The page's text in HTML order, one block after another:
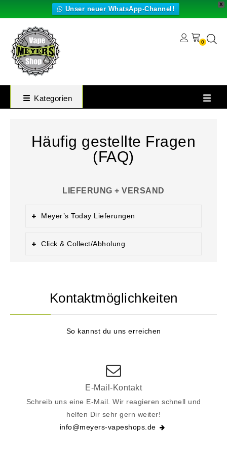
X
Unser neuer WhatsApp-Channel!
0
Kategorien
Häufig gestellte Fragen
(FAQ)
LIEFERUNG + VERSAND
Meyer’s Today Lieferungen
Click & Collect/Abholung
Kontaktmöglichkeiten
So kannst du uns erreichen
E-Mail-Kontakt
Schreib uns eine E-Mail. Wir reagieren schnell und
helfen Dir sehr gern weiter!
info@meyers-vapeshops.de